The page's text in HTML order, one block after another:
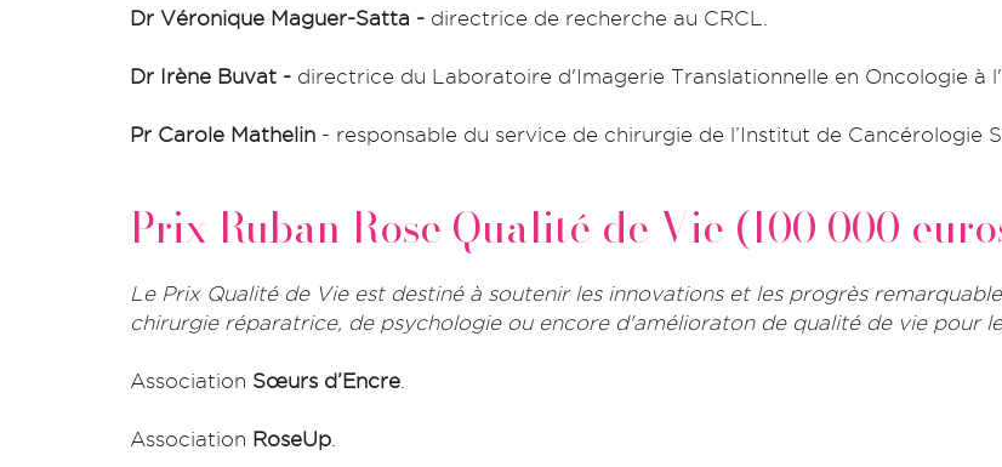
Dr Véronique Maguer-Satta - directrice de recherche au CRCL.
Dr Irène Buvat - directrice du Laboratoire d'Imagerie Translationnelle en Oncologie à
Pr Carole Mathelin - responsable du service de chirurgie de l’Institut de Cancérologie
Prix Ruban Rose Qualité de Vie (100 000
Le Prix Qualité de Vie est destiné à soutenir les innovations et les progrès
chirurgie réparatrice, de psychologie ou encore d'amélioraton de qualité de vie pour
Association Sœurs d’Encre
Association RoseUp